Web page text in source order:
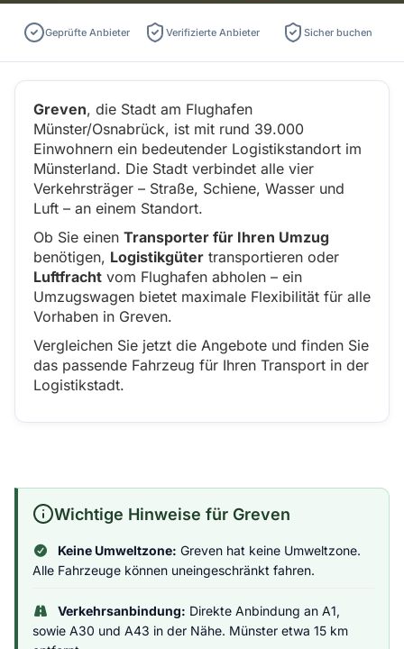
Geprüfte Anbieter Verifizierte Anbieter Sicher buchen
Greven, die Stadt am Flughafen
Münster/Osnabrück, ist mit rund 39.000
Einwohnern ein bedeutender Logistikstandort im
Münsterland. Die Stadt verbindet alle vier
Verkehrsträger – Straße, Schiene, Wasser und
Luft – an einem Standort.
Ob Sie einen Transporter für Ihren Umzug
benötigen, Logistikgüter transportieren oder
Luftfracht vom Flughafen abholen – ein
Umzugswagen bietet maximale Flexibilität für alle
Vorhaben in Greven.
Vergleichen Sie jetzt die Angebote und finden Sie
das passende Fahrzeug für Ihren Transport in der
Logistikstadt.
Wichtige Hinweise für Greven
Keine Umweltzone: Greven hat keine Umweltzone.
Alle Fahrzeuge können uneingeschränkt fahren.
Verkehrsanbindung: Direkte Anbindung an A1,
sowie A30 und A43 in der Nähe. Münster etwa 15 km